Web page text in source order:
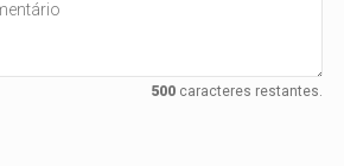
500caracteres restantes.